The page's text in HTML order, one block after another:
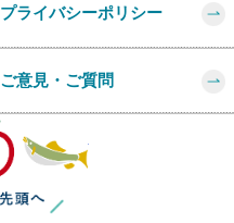
プライバシーポリシー
ご意見・ご質問